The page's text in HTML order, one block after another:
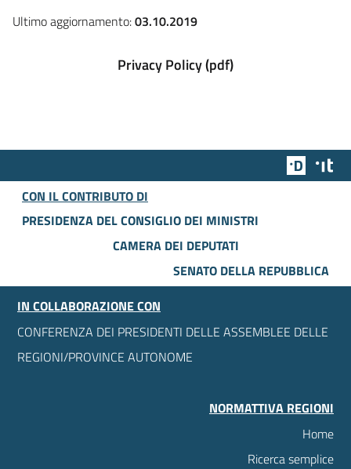
Ultimo aggiornamento:03.10.2019
Privacy Policy (pdf)
Team
CON IL CONTRIBUTO DI
PRESIDENZA DEL CONSIGLIO DEI MINISTRI
CAMERA DEI DEPUTATI
SENATO DELLA REPUBBLICA
IN COLLABORAZIONE CON
CONFERENZA DEI PRESIDENTI DELLE ASSEMBLEE DELLE
REGIONI/PROVINCE AUTONOME
NORMATTIVA REGIONI
Home
Ricerca semplice